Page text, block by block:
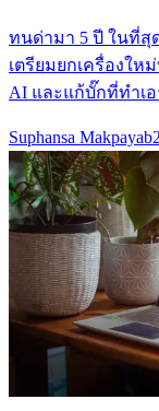
ทนด่ามา 5 ปี ในที่สุ
เตรียมยกเครื่องให
AI และแก้บั๊กที่ทำเ
Suphansa Makpayab